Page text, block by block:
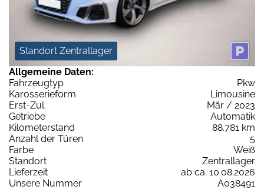
Standort Zentrallager
Allgemeine Daten:
Fahrzeugtyp
Pkw
Karosserieform
Limousine
Erst-Zul.
Mär / 2023
Getriebe
Automatik
Kilometerstand
88.781 km
Anzahl der Türen
5
Farbe
Weiß
Standort
Zentrallager
Lieferzeit
ab ca. 10.08.2026
Unsere Nummer
A038491